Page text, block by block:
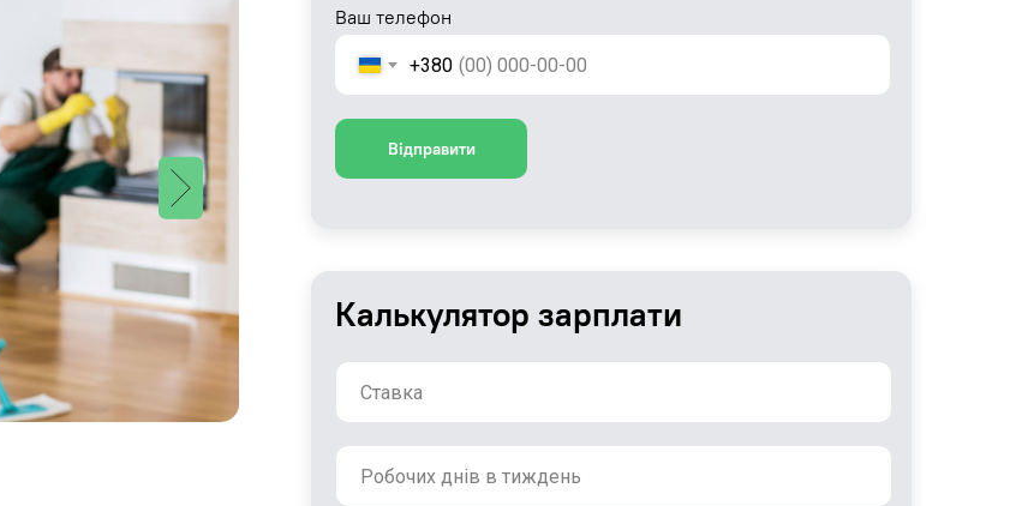
Калькулятор зарплати
Ваш телефон
+380
Відправити